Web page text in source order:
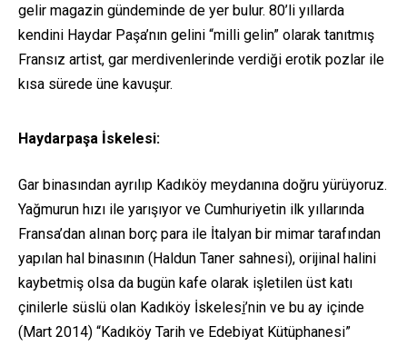
gelir magazin gündeminde de yer bulur. 80’li yıllarda
kendini Haydar Paşa’nın gelini “milli gelin” olarak tanıtmış
Fransız artist, gar merdivenlerinde verdiği erotik pozlar ile
kısa sürede üne kavuşur.
Haydarpaşa İskelesi:
Gar binasından ayrılıp Kadıköy meydanına doğru yürüyoruz.
Yağmurun hızı ile yarışıyor ve Cumhuriyetin ilk yıllarında
Fransa’dan alınan borç para ile İtalyan bir mimar tarafından
yapılan hal binasının (Haldun Taner sahnesi), orijinal halini
kaybetmiş olsa da bugün kafe olarak işletilen üst katı
çinilerle süslü olan Kadıköy İskelesi’nin ve bu ay içinde
(Mart 2014) “Kadıköy Tarih ve Edebiyat Kütüphanesi”